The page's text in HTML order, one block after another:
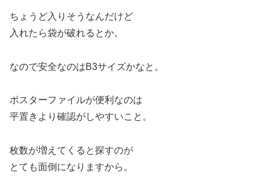
ちょうど入りそうなんだけど
入れたら袋が破れるとか。
なので安全なのはB3サイズかなと。
ポスターファイルが便利なのは
平置きより確認がしやすいこと。
枚数が増えてくると探すのが
とても面倒になりますから。